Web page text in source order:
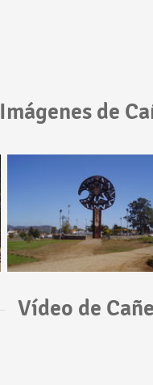
Imágenes de
Vídeo de